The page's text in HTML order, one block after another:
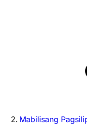
Mabilisang